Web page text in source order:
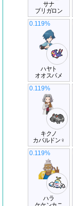
サナ
ブリガロン
ハヤト
オオスバメ
0.119%
キクノ
カバルドン♀
0.119%
ハラ
0.119%